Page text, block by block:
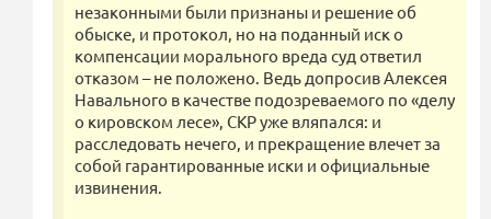
незаконными были признаны и решение об
обыске, и протокол, но на поданный иск о
компенсации морального вреда суд ответил
отказом – не положено. Ведь допросив Алексея
Навального в качестве подозреваемого по «делу
о кировском лесе», СКР уже вляпался: и
расследовать нечего, и прекращение влечет за
собой гарантированные иски и официальные
извинения.